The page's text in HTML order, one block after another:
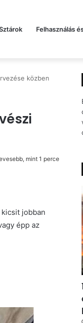
Felhasználás
közben
mint 1 perce
jobban
épp az